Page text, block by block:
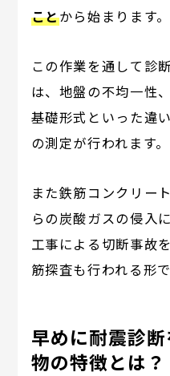
ことから始まります。
この作業を通して診
は、地盤の不均一性
基礎形式といった違
の測定が行われます。
また鉄筋コンクリー
らの炭酸ガスの侵入
工事による切断事故
筋探査も行われる形で
早めに耐震診
物の特徴とは？